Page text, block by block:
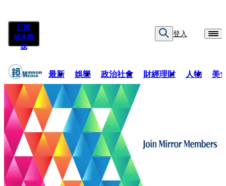
訂閱
紙本雜
誌
登入
最新 娛樂 政治社會 財經理財 人物 美